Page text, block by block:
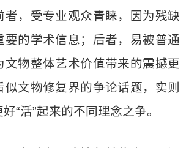
者，受专业观众青睐，因为残缺
要的学术信息；后者，易被普通
文物整体艺术价值带来的震撼更
似文物修复界的争论话题，实则
“活”起来的不同理念之争。